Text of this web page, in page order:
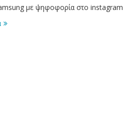
με ψηφοφορία στο instagram